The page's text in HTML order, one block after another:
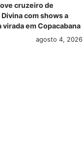
cruzeiro de
com shows a
virada em Copacabana
agosto 4, 2026